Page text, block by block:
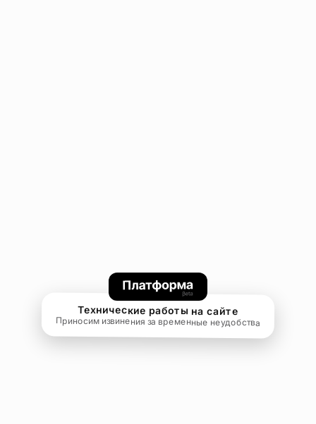
Технические работы на сайте
Приносим извинения за временные неудобства